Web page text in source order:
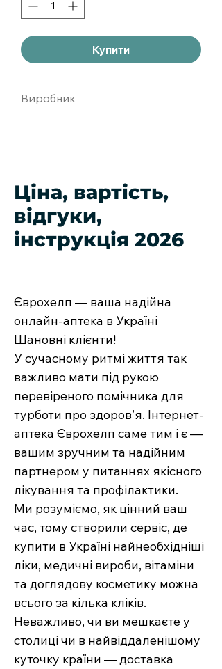
Купити
Виробник
Ціна, вартість,
відгуки,
інструкція 2026
Єврохелп — ваша надійна
онлайн-аптека в Україні
Шановні клієнти!
У сучасному ритмі життя так
важливо мати під рукою
перевіреного помічника для
турботи про здоров’я. Інтернет-
аптека Єврохелп саме тим і є —
вашим зручним та надійним
партнером у питаннях якісного
лікування та профілактики.
Ми розуміємо, як цінний ваш
час, тому створили сервіс, де
купити в Україні найнеобхідніші
ліки, медичні вироби, вітаміни
та доглядову косметику можна
всього за кілька кліків.
Неважливо, чи ви мешкаєте у
столиці чи в найвіддаленішому
куточку країни — доставка